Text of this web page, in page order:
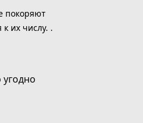
покоряют
их числу. .